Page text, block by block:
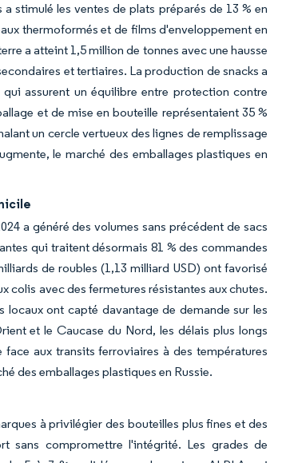
stimulé les ventes de plats préparés de 13 % en
thermoformés et de films d'enveloppement en
a atteint 1,5 million de tonnes avec une hausse
et tertiaires. La production de snacks a
assurent un équilibre entre protection contre
et de mise en bouteille représentaient 35 %
un cercle vertueux des lignes de remplissage
le marché des emballages plastiques en
a généré des volumes sans précédent de sacs
qui traitent désormais 81 % des commandes
de roubles (1,13 milliard USD) ont favorisé
colis avec des fermetures résistantes aux chutes.
locaux ont capté davantage de demande sur les
et le Caucase du Nord, les délais plus longs
aux transits ferroviaires à des températures
des emballages plastiques en Russie.
à privilégier des bouteilles plus fines et des
sans compromettre l'intégrité. Les grades de